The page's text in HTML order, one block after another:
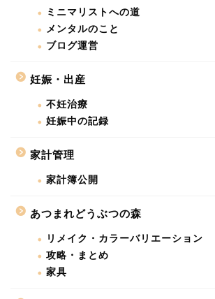
ミニマリストへの道
メンタルのこと
ブログ運営
妊娠・出産
不妊治療
妊娠中の記録
家計管理
家計簿公開
あつまれどうぶつの森
リメイク・カラーバリエーション
攻略・まとめ
家具